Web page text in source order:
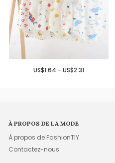
US$1.64 - US$2.31
À PROPOS DE LA MODE
À propos de FashionTIY
Contactez-nous